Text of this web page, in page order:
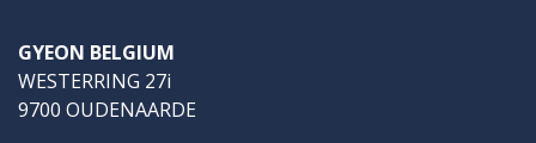
GYEON BELGIUM
WESTERRING 27i
9700 OUDENAARDE